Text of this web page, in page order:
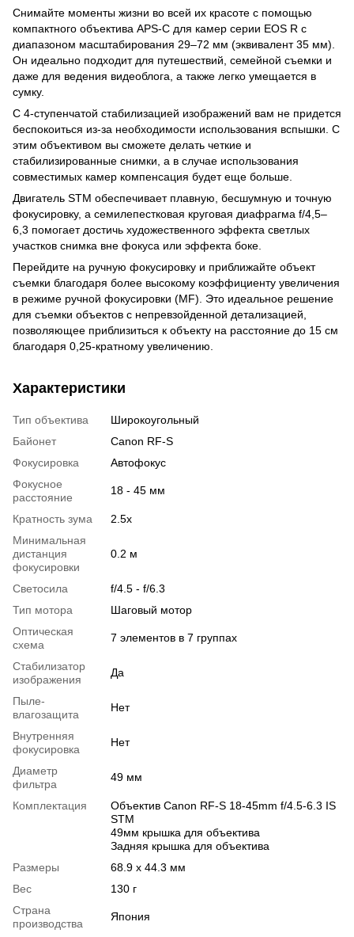
Снимайте моменты жизни во всей их красоте с помощью
компактного объектива APS-C для камер серии EOS R с
диапазоном масштабирования 29–72 мм (эквивалент 35 мм).
Он идеально подходит для путешествий, семейной съемки и
даже для ведения видеоблога, а также легко умещается в
сумку.
С 4-ступенчатой стабилизацией изображений вам не придется
беспокоиться из-за необходимости использования вспышки. С
этим объективом вы сможете делать четкие и
стабилизированные снимки, а в случае использования
совместимых камер компенсация будет еще больше.
Двигатель STM обеспечивает плавную, бесшумную и точную
фокусировку, а семилепестковая круговая диафрагма f/4,5–
6,3 помогает достичь художественного эффекта светлых
участков снимка вне фокуса или эффекта боке.
Перейдите на ручную фокусировку и приближайте объект
съемки благодаря более высокому коэффициенту увеличения
в режиме ручной фокусировки (MF). Это идеальное решение
для съемки объектов с непревзойденной детализацией,
позволяющее приблизиться к объекту на расстояние до 15 см
благодаря 0,25-кратному увеличению.
Характеристики
Тип объектива
Широкоугольный
Байонет
Canon RF-S
Фокусировка
Автофокус
Фокусное
расстояние
18 - 45 мм
Кратность зума
2.5x
Минимальная
дистанция
фокусировки
0.2 м
Светосила
f/4.5 - f/6.3
Тип мотора
Шаговый мотор
Оптическая
схема
7 элементов в 7 группах
Стабилизатор
изображения
Да
Пыле-
влагозащита
Нет
Внутренняя
фокусировка
Нет
Диаметр
фильтра
49 мм
Комплектация
Объектив Canon RF-S 18-45mm f/4.5-6.3 IS
STM
49мм крышка для объектива
Задняя крышка для объектива
Размеры
68.9 x 44.3 мм
Вес
130 г
Страна
производства
Япония